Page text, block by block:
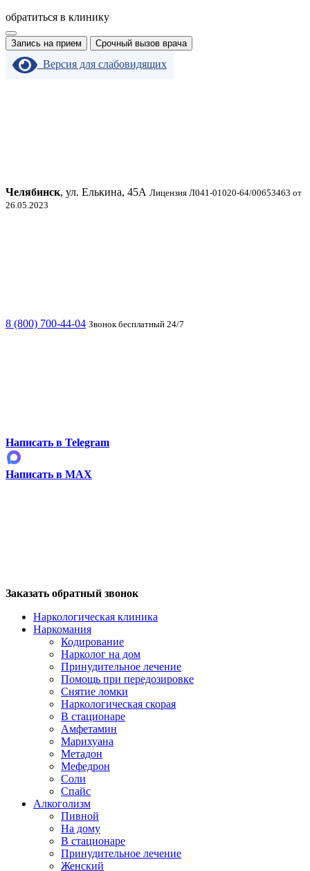
обратиться в клинику
Запись на прием Срочный вызов врача
Версия для слабовидящих
Челябинск, ул. Елькина, 45А Лицензия Л041-01020-64/00653463 от
26.05.2023
8 (800) 700-44-04 Звонок бесплатный 24/7
Написать в Telegram
Написать в MAX
Заказать обратный звонок
Наркологическая клиника
Наркомания
Кодирование
Нарколог на дом
Принудительное лечение
Помощь при передозировке
Снятие ломки
Наркологическая скорая
В стационаре
Амфетамин
Марихуана
Метадон
Мефедрон
Соли
Спайс
Алкоголизм
Пивной
На дому
В стационаре
Принудительное лечение
Женский